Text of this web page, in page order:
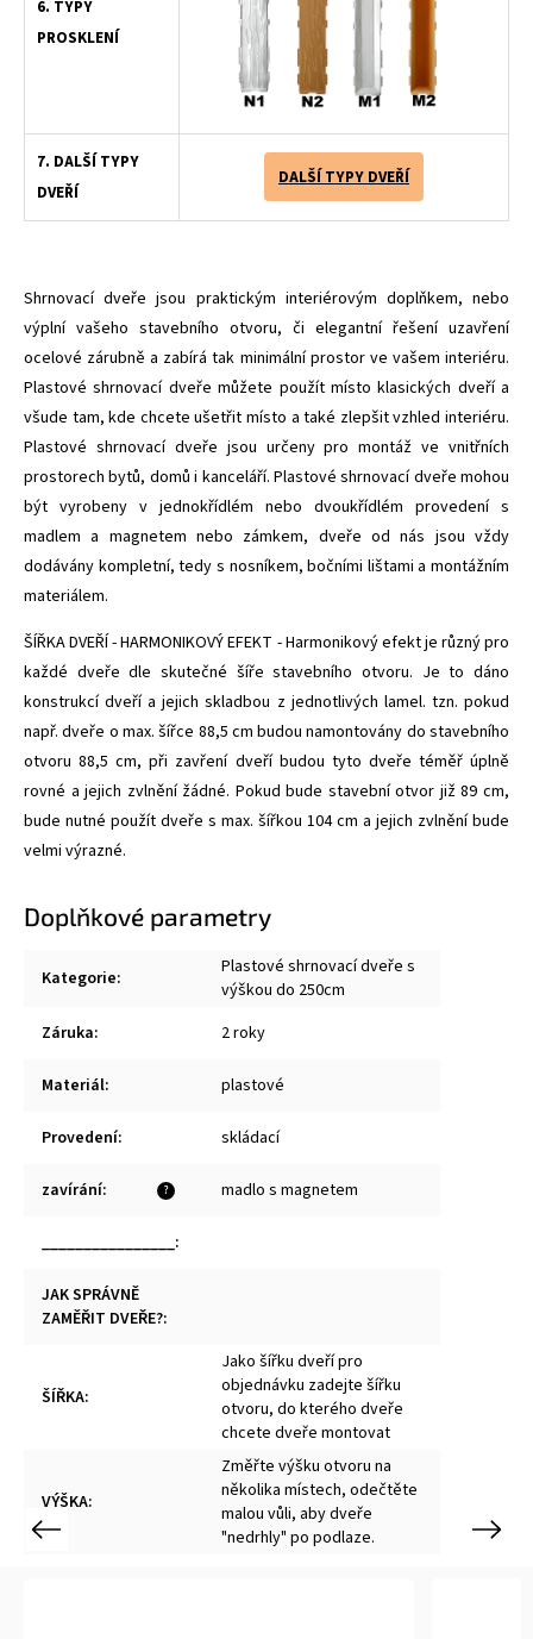
6. TYPY
PROSKLENÍ
7. DALŠÍ TYPY
DVEŘÍ
DALŠÍ TYPY DVEŘÍ
Shrnovací dveře jsou praktickým interiérovým doplňkem, nebo
výplní vašeho stavebního otvoru, či elegantní řešení uzavření
ocelové zárubně a zabírá tak minimální prostor ve vašem interiéru.
Plastové shrnovací dveře můžete použít místo klasických dveří a
všude tam, kde chcete ušetřit místo a také zlepšit vzhled interiéru.
Plastové shrnovací dveře jsou určeny pro montáž ve vnitřních
prostorech bytů, domů i kanceláří. Plastové shrnovací dveře mohou
být vyrobeny v jednokřídlém nebo dvoukřídlém provedení s
madlem a magnetem nebo zámkem, dveře od nás jsou vždy
dodávány kompletní, tedy s nosníkem, bočními lištami a montážním
materiálem.
ŠÍŘKA DVEŘÍ - HARMONIKOVÝ EFEKT - Harmonikový efekt je různý pro
každé dveře dle skutečné šíře stavebního otvoru. Je to dáno
konstrukcí dveří a jejich skladbou z jednotlivých lamel. tzn. pokud
např. dveře o max. šířce 88,5 cm budou namontovány do stavebního
otvoru 88,5 cm, při zavření dveří budou tyto dveře téměř úplně
rovné a jejich zvlnění žádné. Pokud bude stavební otvor již 89 cm,
bude nutné použít dveře s max. šířkou 104 cm a jejich zvlnění bude
velmi výrazné.
Doplňkové parametry
Kategorie:
Plastové shrnovací dveře s
výškou do 250cm
Záruka: 2 roky
Materiál: plastové
Provedení: skládací
?
zavírání: madlo s magnetem
:
JAK SPRÁVNĚ
ZAMĚŘIT DVEŘE?:
ŠÍŘKA:
Jako šířku dveří pro
objednávku zadejte šířku
otvoru, do kterého dveře
chcete dveře montovat
VÝŠKA:
Změřte výšku otvoru na
několika místech, odečtěte
malou vůli, aby dveře
"nedrhly" po podlaze.
Previous Next